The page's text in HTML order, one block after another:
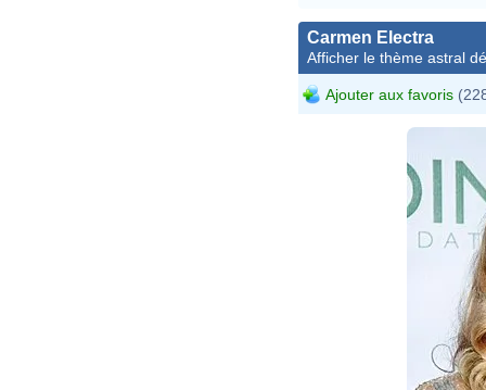
Carmen Electra
Afficher le thème astral
Ajouter aux favoris